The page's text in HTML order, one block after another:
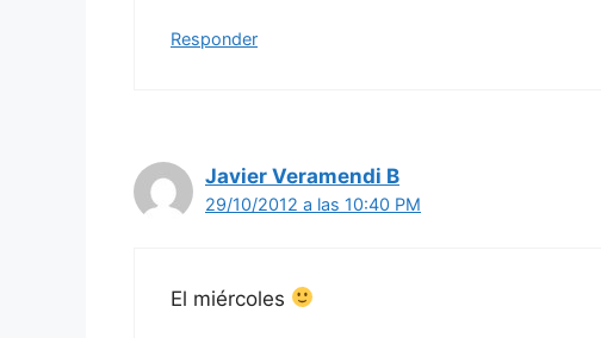
Responder
Javier Veramendi B
29/10/2012 a las 10:40 PM
El miércoles